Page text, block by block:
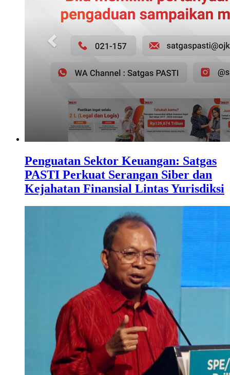
Penguatan Sektor Keuangan: Satgas
PASTI Perkuat Serangan Siber dan
Kejahatan Finansial Lintas Yurisdiksi